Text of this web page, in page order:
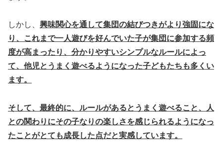
しかし、 興味関心を通して集団の結びつきがより強固にな
り、これまで一人遊びを好んでいた子が集団に参加する頻
度が高まったり、分かりやすいシンプルなルールによっ
て、他児とうまく遊べるようになった子どもたちも多くい
ます。
そして、最終的に、ルールがあるとうまく遊べること、人
との関わりにその子なりの楽しさを感じられるようになっ
たことがとても成長した点だと実感しています。